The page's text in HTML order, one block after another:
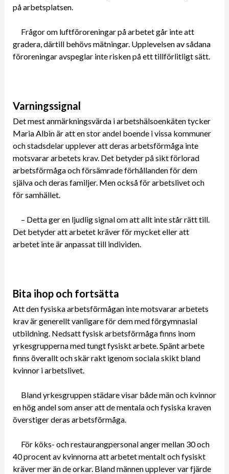
på arbetsplatsen.
Frågor om luftföroreningar på arbetet går inte att
gradera, därtill behövs mätningar. Upplevelsen av sådana
föroreningar avspeglar inte risken på ett tillförlitligt sätt.
Varningssignal
Det mest anmärkningsvärda i arbetshälsoenkäten tycker
Maria Albin är att en stor andel boende i vissa kommuner
och stadsdelar upplever att deras arbetsförmåga inte
motsvarar arbetets krav. Det betyder på sikt förlorad
arbetsförmåga och försämrade förhållanden för dem
själva och deras familjer. Men också för arbetslivet och
för samhället.
– Detta ger en ljudlig signal om att allt inte står rätt till.
Det betyder att arbetet kräver för mycket eller att
arbetet inte är anpassat till individen.
Bita ihop och fortsätta
Att den fysiska arbetsförmågan inte motsvarar arbetets
krav är generellt vanligare för dem med förgymnasial
utbildning. Nedsatt fysisk arbetsförmåga finns inom
yrkesgrupperna med tungt fysiskt arbete. Spänt arbete
finns överallt och skär rakt igenom sociala skikt bland
kvinnor i arbetslivet.
Bland yrkesgruppen städare visar både män och kvinnor
en hög andel som anser att de mentala och fysiska kraven
överstiger deras arbetsförmåga.
För köks- och restaurangpersonal anger mellan 30 och
40 procent av kvinnorna att arbetet mentalt och fysiskt
kräver mer än de orkar. Bland männen upplever var fjärde